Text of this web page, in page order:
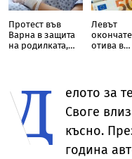
Протест във
Варна в защита
на родилката,
Левът
отива в
Д
елото за
Своге
късно.
година